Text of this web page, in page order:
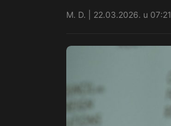
M. D. | 22.03.2026. u 07:21